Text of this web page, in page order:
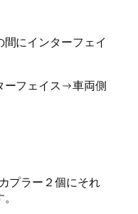
にインターフェイ
ーフェイス→車両側
プラー２個にそれ